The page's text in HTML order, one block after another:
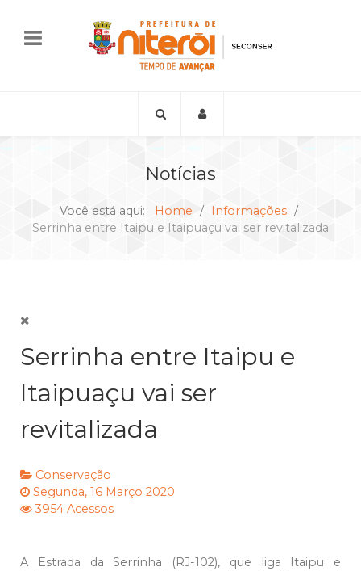
Notícias
Você está aqui: Home
Informações
Serrinha entre Itaipu e Itaipuaçu vai ser revitalizada
Serrinha entre Itaipu e
Itaipuaçu vai ser
revitalizada
Conservação
Segunda, 16 Março 2020
3954 Acessos
A Estrada da Serrinha (RJ-102), que liga Itaipu e